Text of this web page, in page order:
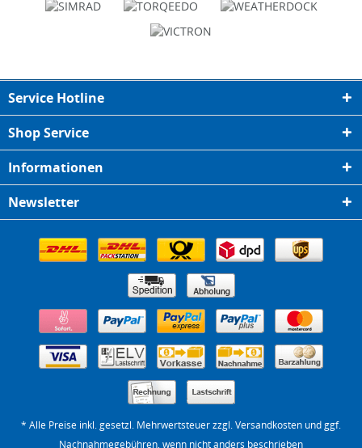
Service Hotline
Shop Service
Informationen
Newsletter
* Alle Preise inkl. gesetzl. Mehrwertsteuer zzgl.Versandkosten und ggf.
Nachnahmegebühren, wenn nicht anders beschrieben